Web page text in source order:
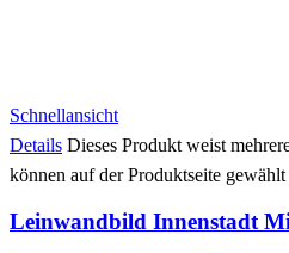
Schnellansicht
Details Dieses Produkt weist
können auf der Produktseite
Leinwandbild Innenstadt